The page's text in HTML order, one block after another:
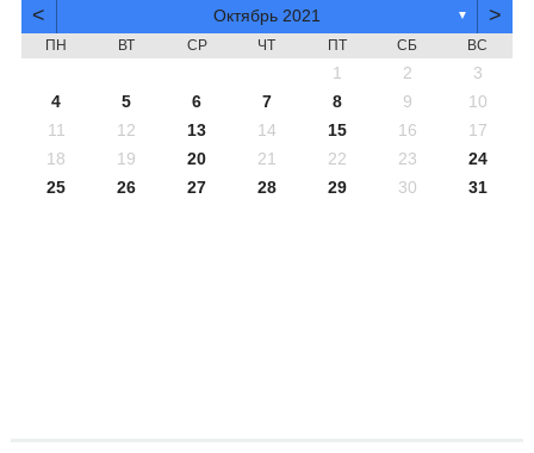
< Октябрь 2021 ▼ >
ПН ВТ СР ЧТ ПТ СБ ВС
1 2
3
4
5 6 7 8 9
10
11
12 13 14 15 16
17
18
19 20 21 22 23
24
25
26 27 28 29 30 31